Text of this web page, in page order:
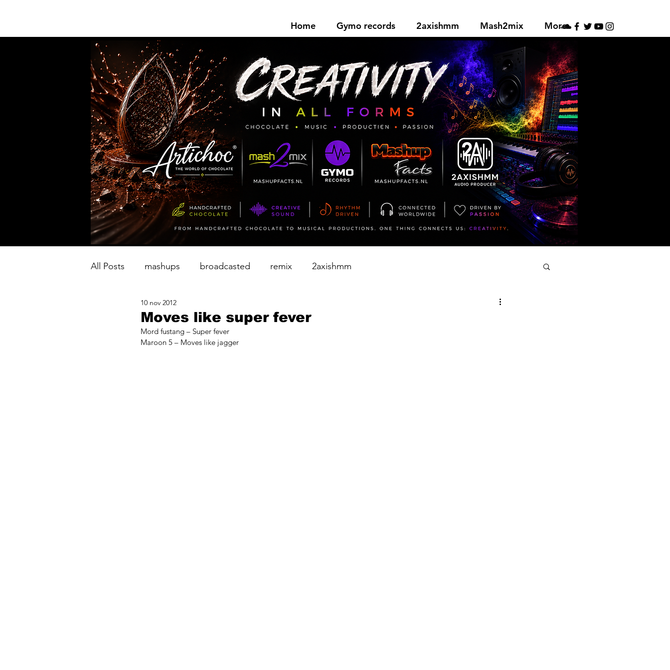
Home Gymo records 2axishmm Mash2mix More
All Posts mashups broadcasted remix 2axishmm
Moves like super fever
10 nov 2012
Mord fustang – Super fever
Maroon 5 – Moves like jagger